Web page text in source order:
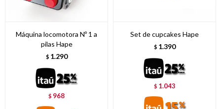
Máquina locomotora Nº 1 a
pilas Hape
$ 1.290
$ 968
Set de cupcakes Hape
$ 1.390
$ 1.043